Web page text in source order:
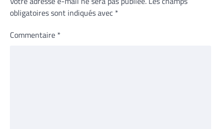
obligatoires sont indiqués avec *
Commentaire *